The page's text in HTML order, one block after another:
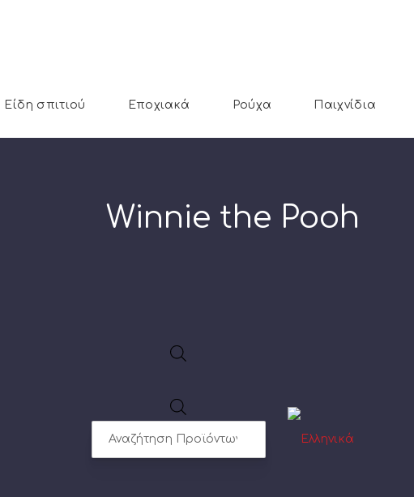
Είδη σπιτιού Εποχιακά Ρούχα Παιχνίδια
Products
search
Winnie the Pooh